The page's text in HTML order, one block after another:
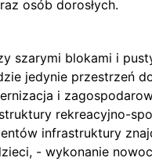
osób dorosłych.
szarymi blokami i
jedynie przestrzeń
i
rekreacyjno-
infrastruktury
- wykonanie